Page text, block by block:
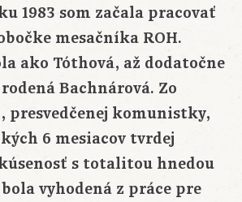
1983 som začala pracovať
mesačníka ROH.
ako Tóthová, až dodatočne
Bachnárová. Zo
presvedčenej komunistky,
6 mesiacov tvrdej
s totalitou hnedou
vyhodená z práce pre